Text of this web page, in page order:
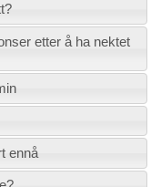
etter å ha nektet
ennå